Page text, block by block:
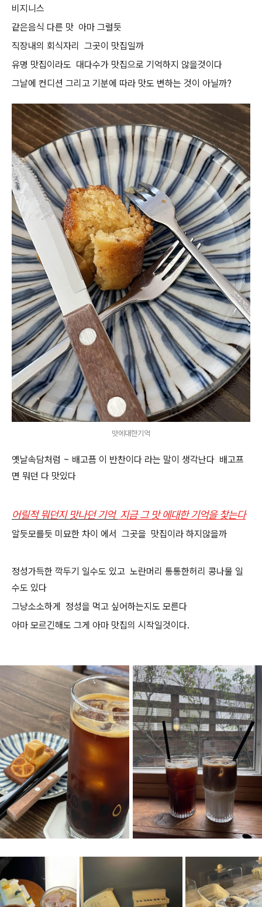
비지니스
같은음식 다른 맛 아마 그럴듯
직장내의 회식자리 그곳이 맛집일까
유명 맛집이라도 대다수가 맛집으로 기억하지 않을것이다
그날에 컨디션 그리고 기분에 따라 맛도 변하는 것이 아닐까?
맛에대한기억
옛날속담처럼 ~ 배고픔 이 반찬이다 라는 말이 생각난다 배고프
면 뭐던 다 맛있다
어릴적 뭐던지 맛나던 기억 지금 그 맛 에대한 기억을 찿는다
알듯모를듯 미묘한 차이 에서 그곳을 맛집이라 하지않을까
정성가득한 깍두기 일수도 있고 노란머리 통통한허리 콩나물 일
수도 있다
그냥소소하게 정성을 먹고 싶어하는지도 모른다
아마 모르긴해도 그게 아마 맛집의 시작일것이다.